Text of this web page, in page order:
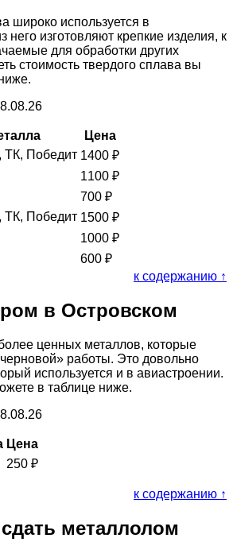
широко используется в
изготовляют крепкие изделия, к
для обработки других
стоимость твердого сплава вы
Цена
ТК, Победит 1400 ₽
1100 ₽
700 ₽
ТК, Победит 1500 ₽
1000 ₽
600 ₽
к содержанию ↑
в Островском
ценных металлов, которые
работы. Это довольно
используется и в авиастроении.
в таблице ниже.
Цена
250 ₽
к содержанию ↑
металлолом